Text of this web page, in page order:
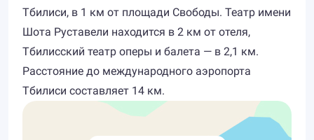
Тбилиси, в 1 км от площади Свободы. Театр имени
Шота Руставели находится в 2 км от отеля,
Тбилисский театр оперы и балета — в 2,1 км.
Расстояние до международного аэропорта
Тбилиси составляет 14 км.